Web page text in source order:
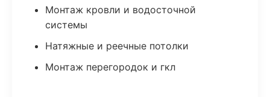
Монтаж кровли и водосточной
системы
Натяжные и реечные потолки
Монтаж перегородок и гкл